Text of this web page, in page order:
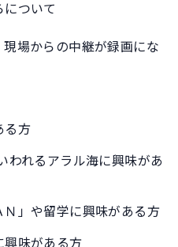
について
場からの中継が録画にな
る方
われるアラル海に興味があ
Ｎ」や留学に興味がある方
興味がある方